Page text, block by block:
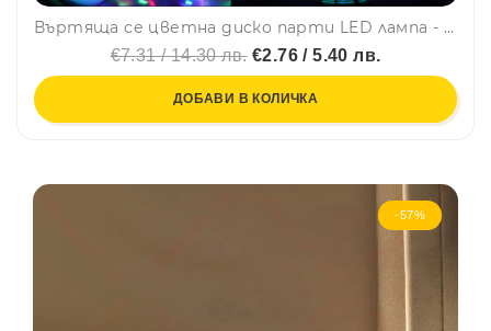
Въртяща се цветна диско парти LED лампа - ефектна, надеждна и икономична, BFO4
€7.31 / 14.30 лв.€2.76 / 5.40 лв.
ДОБАВИ В КОЛИЧКА
-57%